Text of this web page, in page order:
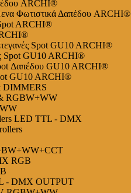
ARCHI®
Φωτιστικά Δαπέδου ARCHI®
ARCHI®
Spot GU10 ARCHI®
Spot GU10 ARCHI®
Δαπέδου GU10 ARCHI®
GU10 ARCHI®
DIMMERS
RGBW+WW
LED TTL - DMX
RGB
- DMX OUTPUT